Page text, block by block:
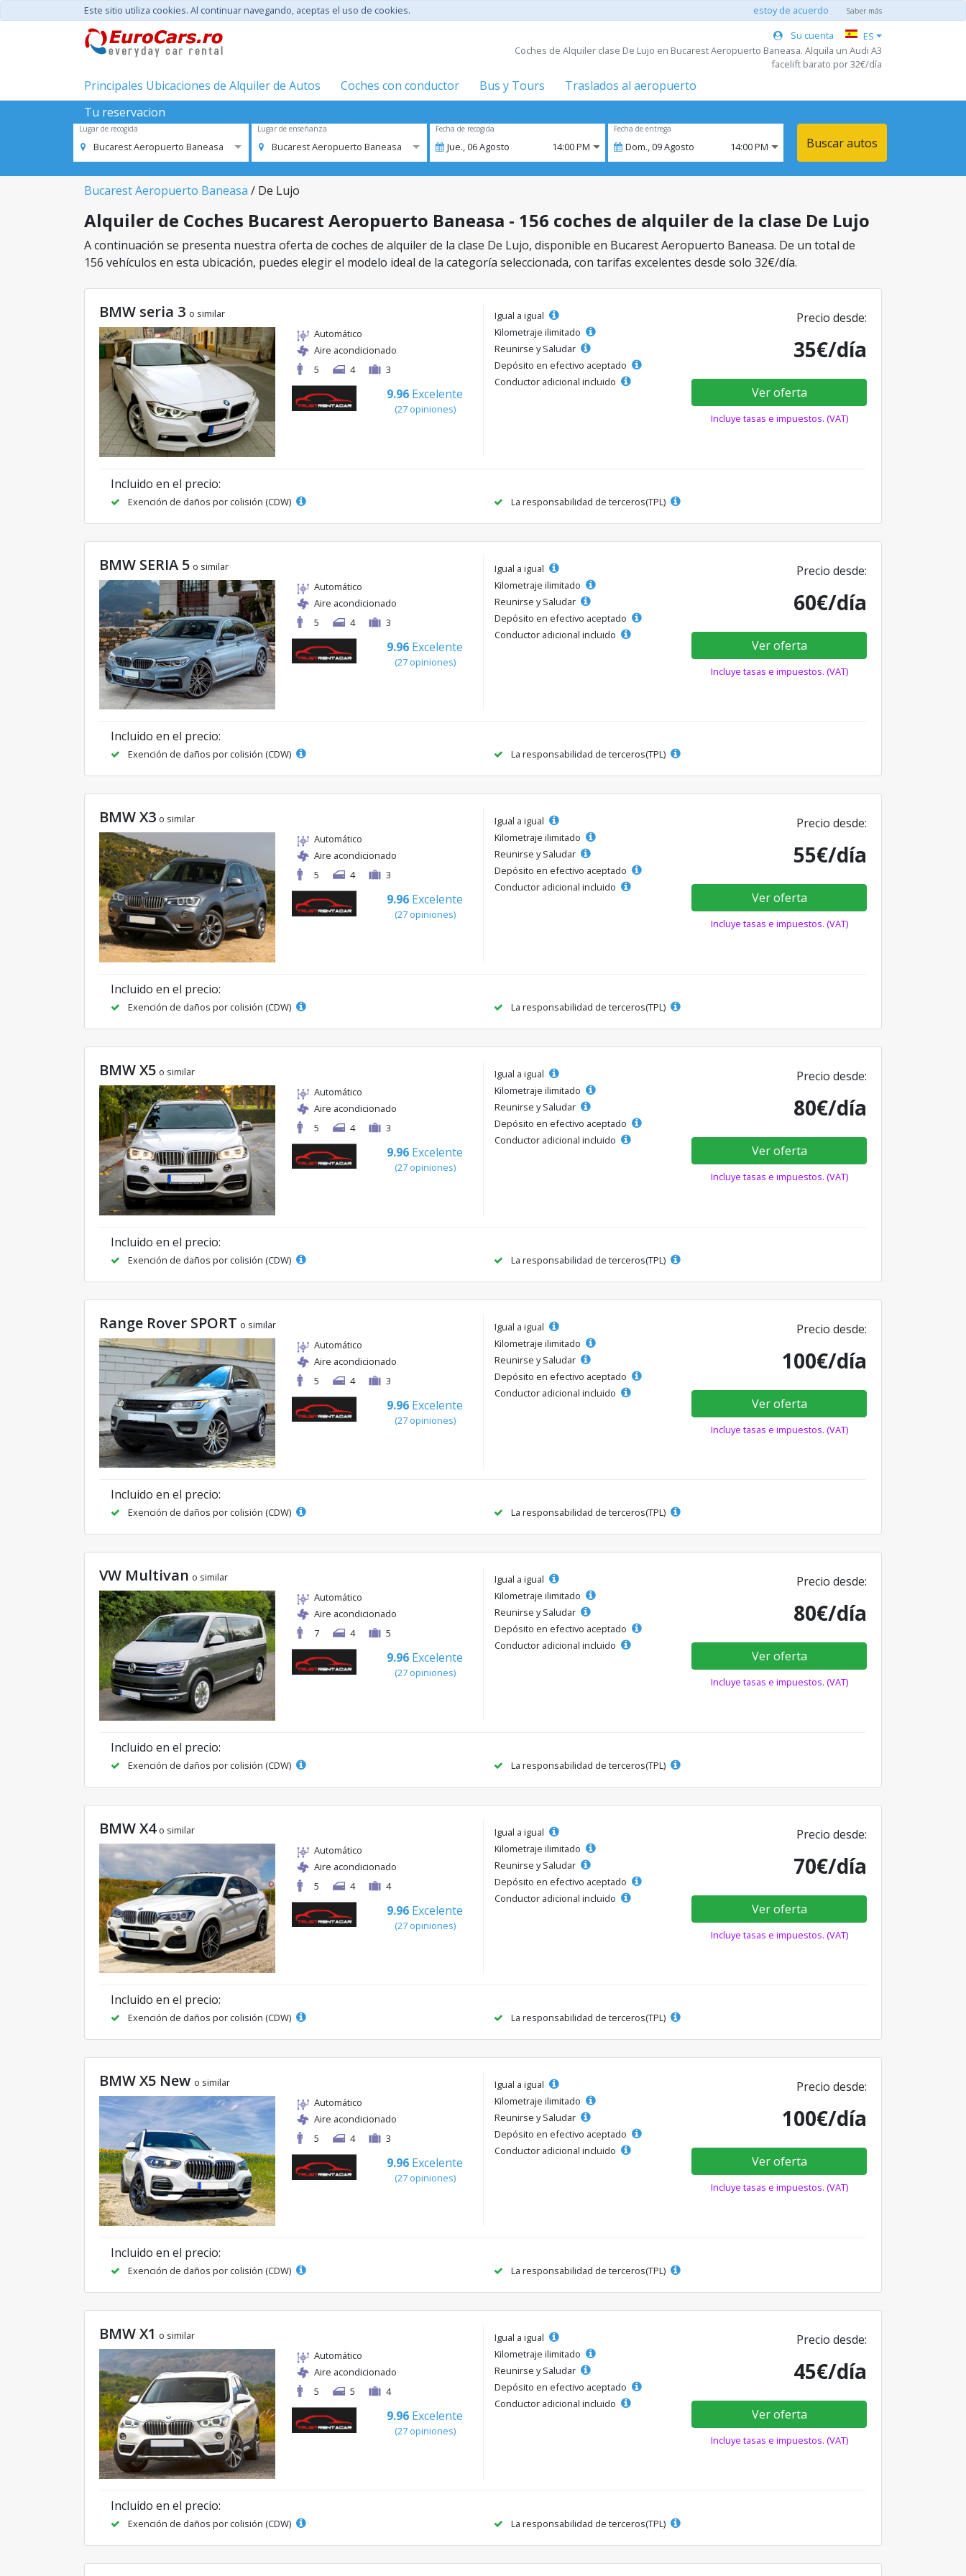
Este sitio utiliza cookies. Al continuar navegando, aceptas el uso de cookies. estoy de acuerdo Saber más
Su cuenta
ES
Coches de Alquiler clase De Lujo en Bucarest Aeropuerto Baneasa. Alquila un Audi A3
facelift barato por 32€/día
Principales Ubicaciones de Alquiler de Autos Coches con conductor Bus y Tours
Traslados al aeropuerto
Tu reservacion
Lugar de recogida
Bucarest Aeropuerto Baneasa
Lugar de enseñanza
Bucarest Aeropuerto Baneasa
Fecha de recogida
Jue.,06Agosto 14:00 PM
Fecha de entrega
Dom.,09Agosto 14:00 PM Buscar autos
Bucarest Aeropuerto Baneasa / De Lujo
Alquiler de Coches Bucarest Aeropuerto Baneasa - 156 coches de alquiler de la clase De Lujo
A continuación se presenta nuestra oferta de coches de alquiler de la clase De Lujo, disponible en Bucarest Aeropuerto Baneasa. De un total de
156 vehículos en esta ubicación, puedes elegir el modelo ideal de la categoría seleccionada, con tarifas excelentes desde solo 32€/día.
BMW seria 3 o similar
Automático
Aire acondicionado
5
4 3
9.96 Excelente
(27 opiniones)
Igual a igual
Kilometraje ilimitado
Reunirse y Saludar
Depósito en efectivo aceptado
Conductor adicional incluido
Precio desde:
35€/día
Ver oferta
Incluye tasas e impuestos. (VAT)
Incluido en el precio:
Exención de daños por colisión (CDW) La responsabilidad de terceros(TPL)
BMW SERIA 5 o similar
Automático
Aire acondicionado
5
4 3
9.96 Excelente
(27 opiniones)
Igual a igual
Kilometraje ilimitado
Reunirse y Saludar
Depósito en efectivo aceptado
Conductor adicional incluido
Precio desde:
60€/día
Ver oferta
Incluye tasas e impuestos. (VAT)
Incluido en el precio:
Exención de daños por colisión (CDW) La responsabilidad de terceros(TPL)
BMW X3 o similar
Automático
Aire acondicionado
5
4 3
9.96 Excelente
(27 opiniones)
Igual a igual
Kilometraje ilimitado
Reunirse y Saludar
Depósito en efectivo aceptado
Conductor adicional incluido
Precio desde:
55€/día
Ver oferta
Incluye tasas e impuestos. (VAT)
Incluido en el precio:
Exención de daños por colisión (CDW) La responsabilidad de terceros(TPL)
BMW X5 o similar
Automático
Aire acondicionado
5
4 3
9.96 Excelente
(27 opiniones)
Igual a igual
Kilometraje ilimitado
Reunirse y Saludar
Depósito en efectivo aceptado
Conductor adicional incluido
Precio desde:
80€/día
Ver oferta
Incluye tasas e impuestos. (VAT)
Incluido en el precio:
Exención de daños por colisión (CDW) La responsabilidad de terceros(TPL)
Range Rover SPORT o similar
Automático
Aire acondicionado
5
4 3
9.96 Excelente
(27 opiniones)
Igual a igual
Kilometraje ilimitado
Reunirse y Saludar
Depósito en efectivo aceptado
Conductor adicional incluido
Precio desde:
100€/día
Ver oferta
Incluye tasas e impuestos. (VAT)
Incluido en el precio:
Exención de daños por colisión (CDW) La responsabilidad de terceros(TPL)
VW Multivan o similar
Automático
Aire acondicionado
7
4 5
9.96 Excelente
(27 opiniones)
Igual a igual
Kilometraje ilimitado
Reunirse y Saludar
Depósito en efectivo aceptado
Conductor adicional incluido
Precio desde:
80€/día
Ver oferta
Incluye tasas e impuestos. (VAT)
Incluido en el precio:
Exención de daños por colisión (CDW) La responsabilidad de terceros(TPL)
BMW X4 o similar
Automático
Aire acondicionado
5
4 4
9.96 Excelente
(27 opiniones)
Igual a igual
Kilometraje ilimitado
Reunirse y Saludar
Depósito en efectivo aceptado
Conductor adicional incluido
Precio desde:
70€/día
Ver oferta
Incluye tasas e impuestos. (VAT)
Incluido en el precio:
Exención de daños por colisión (CDW) La responsabilidad de terceros(TPL)
BMW X5 New o similar
Automático
Aire acondicionado
5
4 3
9.96 Excelente
(27 opiniones)
Igual a igual
Kilometraje ilimitado
Reunirse y Saludar
Depósito en efectivo aceptado
Conductor adicional incluido
Precio desde:
100€/día
Ver oferta
Incluye tasas e impuestos. (VAT)
Incluido en el precio:
Exención de daños por colisión (CDW) La responsabilidad de terceros(TPL)
BMW X1 o similar
Automático
Aire acondicionado
5
5 4
9.96 Excelente
(27 opiniones)
Igual a igual
Kilometraje ilimitado
Reunirse y Saludar
Depósito en efectivo aceptado
Conductor adicional incluido
Precio desde:
45€/día
Ver oferta
Incluye tasas e impuestos. (VAT)
Incluido en el precio:
Exención de daños por colisión (CDW) La responsabilidad de terceros(TPL)